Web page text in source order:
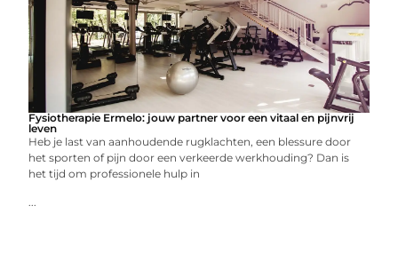
Fysiotherapie Ermelo: jouw partner voor een vitaal en pijnvrij
leven
Heb je last van aanhoudende rugklachten, een blessure door
het sporten of pijn door een verkeerde werkhouding? Dan is
het tijd om professionele hulp in
...